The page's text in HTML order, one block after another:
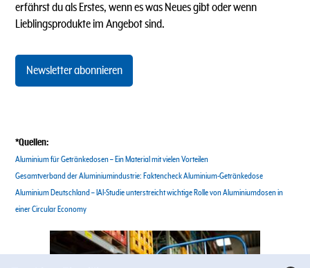
erfährst du als Erstes, wenn es was Neues gibt oder wenn
Lieblingsprodukte im Angebot sind.
Newsletter abonnieren
*Quellen:
Aluminium für Getränkedosen – Ein Material mit vielen Vorteilen
Gesamtverband der Aluminiumindustrie: Faktencheck Aluminium-Getränkedose
Aluminium Deutschland – IAI-Studie unterstreicht wichtige Rolle von Aluminiumdosen in
einer Circular Economy